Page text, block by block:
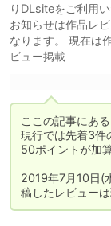
りDLsiteをご利用
お知らせは作品レ
なります。 現在は
ビュー掲載
ここの記事にある
現行では先着3件
50ポイントが加
2019年7月10日(
稿したレビュー